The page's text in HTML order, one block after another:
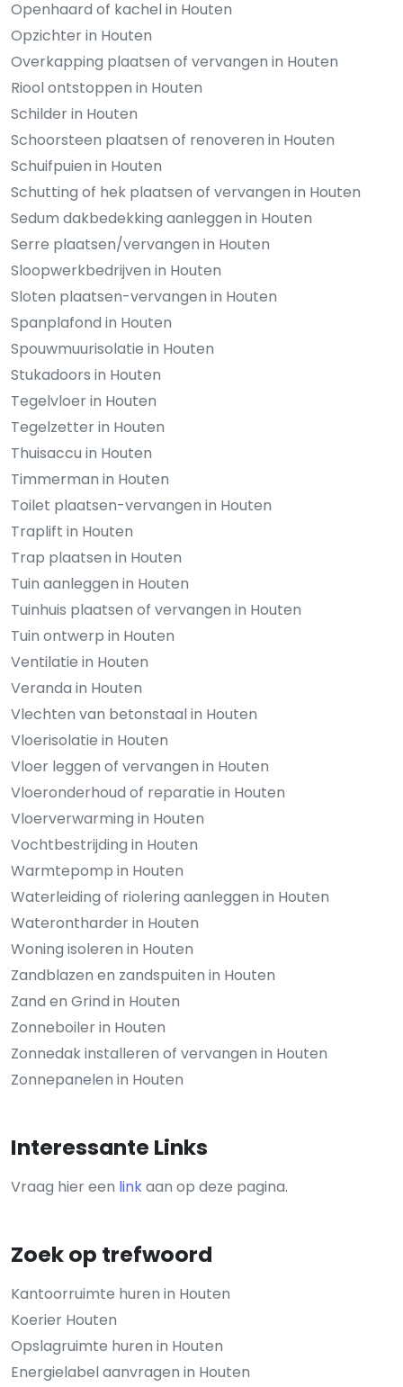
Openhaard of kachel in Houten
Opzichter in Houten
Overkapping plaatsen of vervangen in Houten
Riool ontstoppen in Houten
Schilder in Houten
Schoorsteen plaatsen of renoveren in Houten
Schuifpuien in Houten
Schutting of hek plaatsen of vervangen in Houten
Sedum dakbedekking aanleggen in Houten
Serre plaatsen/vervangen in Houten
Sloopwerkbedrijven in Houten
Sloten plaatsen-vervangen in Houten
Spanplafond in Houten
Spouwmuurisolatie in Houten
Stukadoors in Houten
Tegelvloer in Houten
Tegelzetter in Houten
Thuisaccu in Houten
Timmerman in Houten
Toilet plaatsen-vervangen in Houten
Traplift in Houten
Trap plaatsen in Houten
Tuin aanleggen in Houten
Tuinhuis plaatsen of vervangen in Houten
Tuin ontwerp in Houten
Ventilatie in Houten
Veranda in Houten
Vlechten van betonstaal in Houten
Vloerisolatie in Houten
Vloer leggen of vervangen in Houten
Vloeronderhoud of reparatie in Houten
Vloerverwarming in Houten
Vochtbestrijding in Houten
Warmtepomp in Houten
Waterleiding of riolering aanleggen in Houten
Waterontharder in Houten
Woning isoleren in Houten
Zandblazen en zandspuiten in Houten
Zand en Grind in Houten
Zonneboiler in Houten
Zonnedak installeren of vervangen in Houten
Zonnepanelen in Houten
Interessante Links
Vraag hier een linkaan op deze pagina.
Zoek op trefwoord
Kantoorruimte huren in Houten
Koerier Houten
Opslagruimte huren in Houten
Energielabel aanvragen in Houten